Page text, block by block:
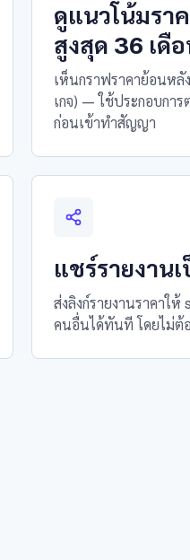
ดูแนวโน้มรา
สูงสุด 36 เดื
เห็นกราฟราคาย้อนห
เกจ) — ใช้ประกอบกา
ก่อนเข้าทำสัญญา
แชร์รายงาน
ส่งลิงก์รายงานราคาใ
คนอื่นได้ทันที โดยไม่ต้